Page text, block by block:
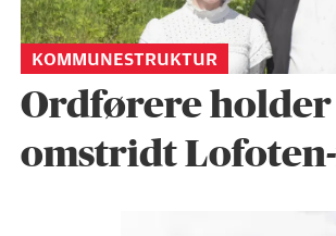
KOMMUNESTRUKTUR
Ordførere holder
omstridt